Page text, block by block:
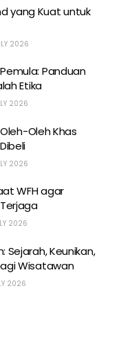
yang Kuat untuk
2026
Panduan
Etika
2026
Oleh Khas
2026
WFH agar
2026
Sejarah, Keunikan,
Wisatawan
2026